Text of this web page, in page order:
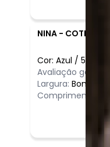
NINA - COTIA - SP
Cor: Azul / 52
Avaliação geral
Largura: Bom
Comprimento: